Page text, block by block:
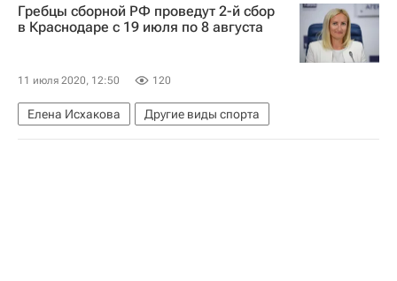
Гребля
Гребцы сборной РФ проведут 2-й сбор
в Краснодаре с 19 июля по 8 августа
11 июля 2020, 12:50 120
Елена Исхакова Другие виды спорта